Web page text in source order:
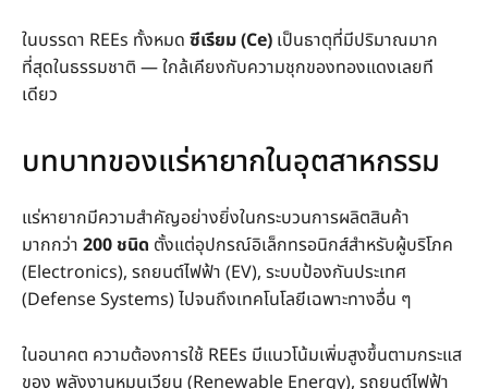
ในบรรดา REEs ทั้งหมด ซีเรียม (Ce) เป็นธาตุที่มีปริมาณมาก
ที่สุดในธรรมชาติ — ใกล้เคียงกับความชุกของทองแดงเลยที
เดียว
บทบาทของแร่หายากในอุตสาหกรรม
แร่หายากมีความสำคัญอย่างยิ่งในกระบวนการผลิตสินค้า
มากกว่า 200 ชนิด ตั้งแต่อุปกรณ์อิเล็กทรอนิกส์สำหรับผู้บริโภค
(Electronics), รถยนต์ไฟฟ้า (EV), ระบบป้องกันประเทศ
(Defense Systems) ไปจนถึงเทคโนโลยีเฉพาะทางอื่น ๆ
ในอนาคต ความต้องการใช้ REEs มีแนวโน้มเพิ่มสูงขึ้นตามกระแส
ของ พลังงานหมุนเวียน (Renewable Energy), รถยนต์ไฟฟ้า